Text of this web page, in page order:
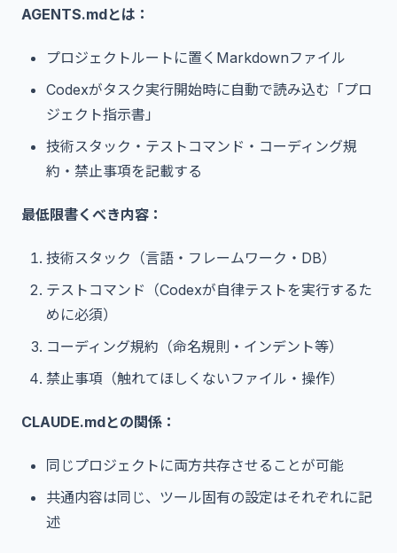
AGENTS.mdとは：
プロジェクトルートに置くMarkdownファイル
Codexがタスク実行開始時に自動で読み込む「プロ
ジェクト指示書」
技術スタック・テストコマンド・コーディング規
約・禁止事項を記載する
最低限書くべき内容：
技術スタック（言語・フレームワーク・DB）
テストコマンド（Codexが自律テストを実行するた
めに必須）
コーディング規約（命名規則・インデント等）
禁止事項（触れてほしくないファイル・操作）
CLAUDE.mdとの関係：
同じプロジェクトに両方共存させることが可能
共通内容は同じ、ツール固有の設定はそれぞれに記
述